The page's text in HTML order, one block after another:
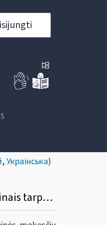
,Українська)
Informacinis pranešimas dėl privalomų automatinių apmokestinimo srities informacijos, susijusios su praneštinais tarpvalstybiniais susitarimais, mainų įgyvendinimo ir praneštinus tarpvalstybinius susitarimus identifikuojančių požymių nustatymo taisyklių patvirtinimo pakeitimo